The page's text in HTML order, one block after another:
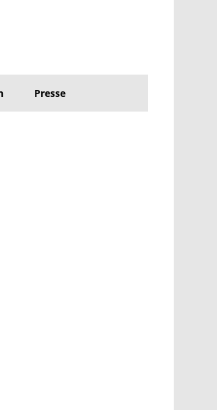
Presse